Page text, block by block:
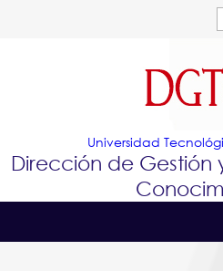
Jump to
Universidad
Dirección de Gestión